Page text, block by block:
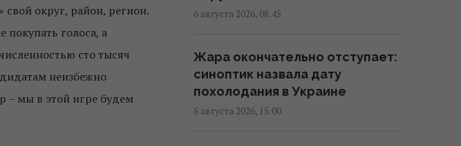
округ, район, регион.
голоса, а
сто тысяч
неизбежно
– мы в этой игре будем
Германии опровергли, что
08:32 пятница, 07 августа 2026
Ким Чен Ын с начала войны в
6 августа 2026, 08:45
Жара окончательно отступает:
синоптик назвала дату
похолодания в Украине
5 августа 2026, 15:00